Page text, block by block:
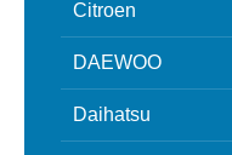
Citroen
DAEWOO
Daihatsu